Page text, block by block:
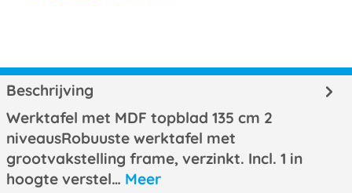
Beschrijving
Werktafel met MDF topblad 135 cm 2
niveausRobuuste werktafel met
grootvakstelling frame, verzinkt. Incl. 1 in
hoogte verstel… Meer